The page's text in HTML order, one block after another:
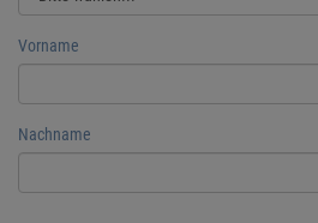
Vorname
Nachname